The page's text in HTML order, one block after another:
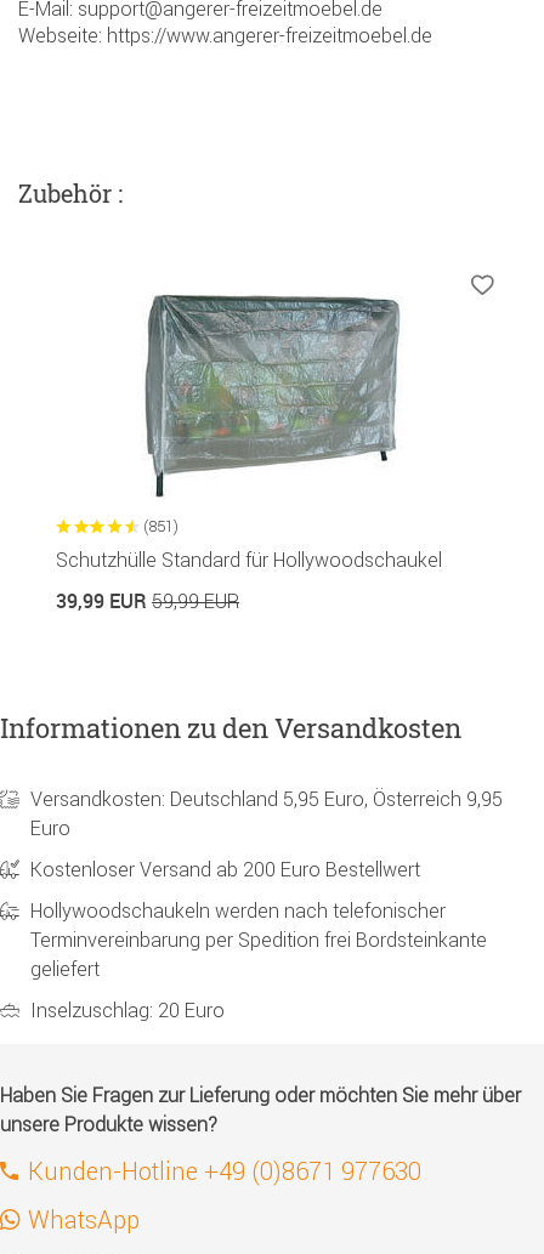
E-Mail: support@angerer-freizeitmoebel.de
Webseite: https://www.angerer-freizeitmoebel.de
Zubehör :
(851)
Schutzhülle Standard für Hollywoodschaukel
39,99 EUR 59,99 EUR
Informationen zu den Versandkosten
Versandkosten: Deutschland 5,95 Euro, Österreich 9,95
Euro
Kostenloser Versand ab 200 Euro Bestellwert
Hollywoodschaukeln werden nach telefonischer
Terminvereinbarung per Spedition frei Bordsteinkante
geliefert
Inselzuschlag: 20 Euro
Haben Sie Fragen zur Lieferung oder möchten Sie mehr über
unsere Produkte wissen?
Kunden-Hotline +49 (0)8671 977630
WhatsApp